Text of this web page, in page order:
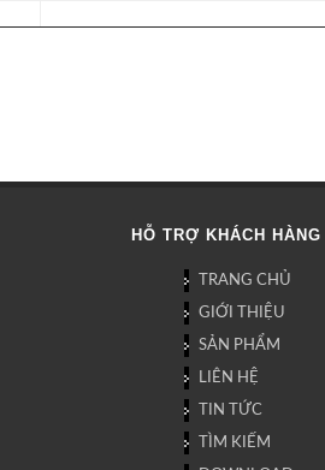
HỖ TRỢ KHÁCH HÀNG
TRANG CHỦ
GIỚI THIỆU
SẢN PHẨM
LIÊN HỆ
TIN TỨC
TÌM KIẾM